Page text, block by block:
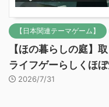
【日本関連テーマゲーム】
【ほの暮らしの庭】
ライフゲーらしくほ
2026/7/31